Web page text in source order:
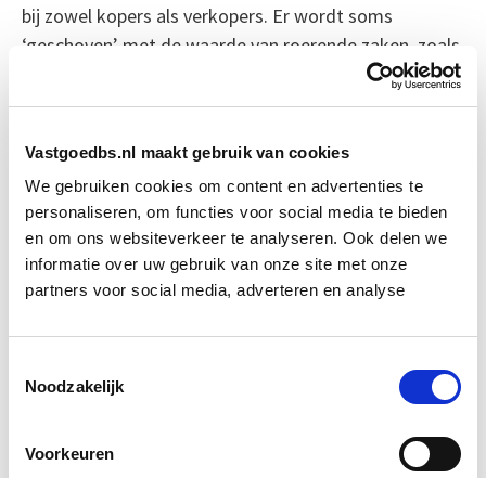
Vastgoedbs.nl maakt gebruik van cookies
We gebruiken cookies om content en advertenties te
personaliseren, om functies voor social media te bieden
en om ons websiteverkeer te analyseren. Ook delen we
informatie over uw gebruik van onze site met onze
partners voor social media, adverteren en analyse
Noodzakelijk
Voorkeuren
bij zowel kopers als verkopers. Er wordt soms
‘geschoven’ met de waarde van roerende zaken, zoals
meubels of gordijnen, om onder de drempel te blijven.
Zo kan de woningprijs op papier nét binnen de
Volgens makelaars gebeurt dit echter minder vaak
dan vroeger, mede omdat de Belastingdienst strenger
is gaan controleren. Notarissen stellen nu verplicht
een lijst op van roerende goederen, waarvan de prijzen
dus niet verdwenen, maar wel nauwer afgebakend dan